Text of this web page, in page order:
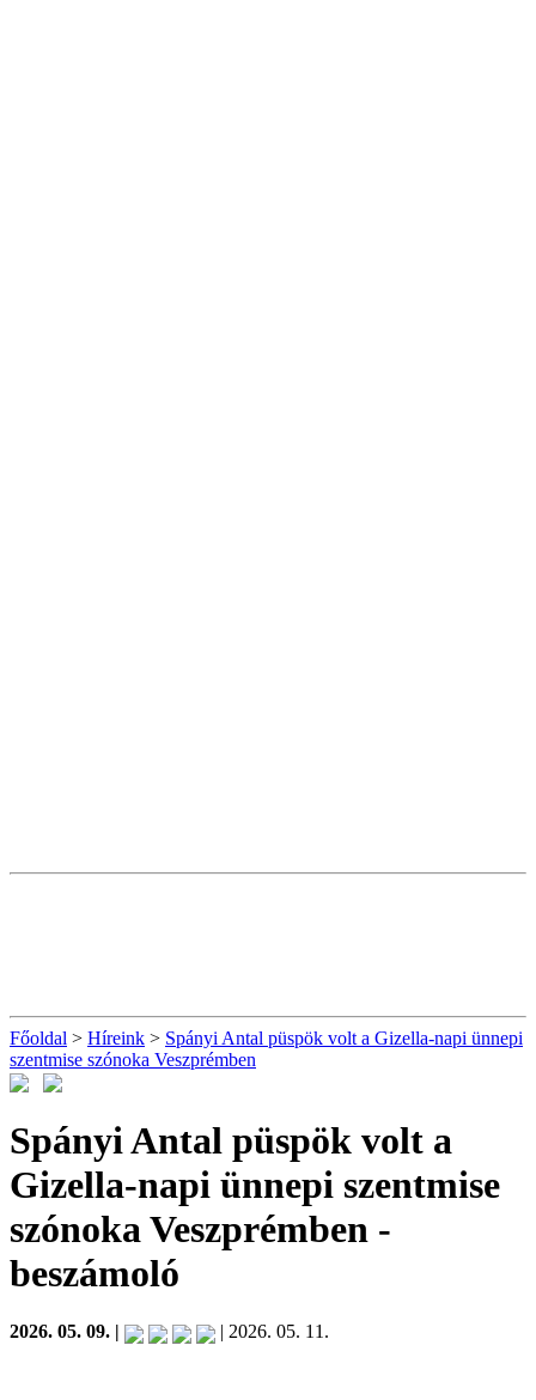
Főoldal > Híreink > Spányi Antal püspök volt a Gizella-napi ünnepi
szentmise szónoka Veszprémben
Spányi Antal püspök volt a
Gizella-napi ünnepi szentmise
szónoka Veszprémben -
beszámoló
2026. 05. 09. | | 2026. 05. 11.